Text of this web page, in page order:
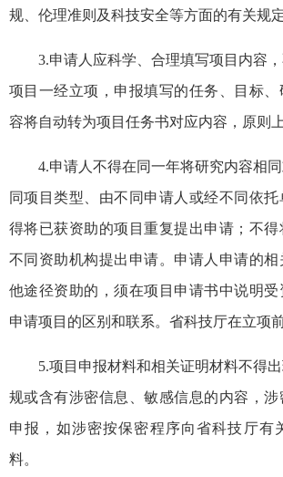
规、伦理准则及科技安全等方面的有关规定
3.申请人应科学、合理填写项目内容，
项目一经立项，申报填写的任务、目标
容将自动转为项目任务书对应内容，原则
4.申请人不得在同一年将研究内容相
同项目类型、由不同申请人或经不同依
得将已获资助的项目重复提出申请；不得
不同资助机构提出申请。申请人申请的
他途径资助的，须在项目申请书中说明
申请项目的区别和联系。省科技厅在立项
5.项目申报材料和相关证明材料不得
规或含有涉密信息、敏感信息的内容，
申报，如涉密按保密程序向省科技厅有
料。